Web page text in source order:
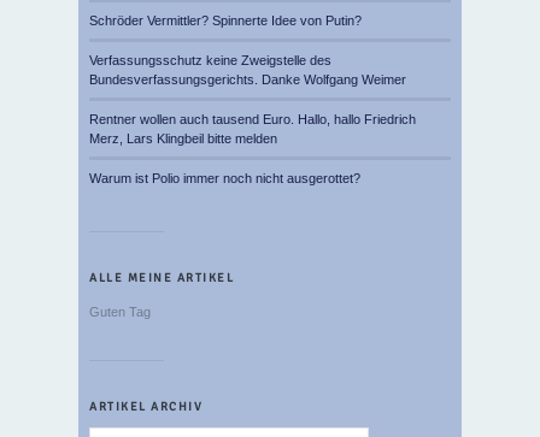
Schröder Vermittler? Spinnerte Idee von Putin?
Verfassungsschutz keine Zweigstelle des
Bundesverfassungsgerichts. Danke Wolfgang Weimer
Rentner wollen auch tausend Euro. Hallo, hallo Friedrich
Merz, Lars Klingbeil bitte melden
Warum ist Polio immer noch nicht ausgerottet?
ALLE MEINE ARTIKEL
Guten Tag
ARTIKEL ARCHIV